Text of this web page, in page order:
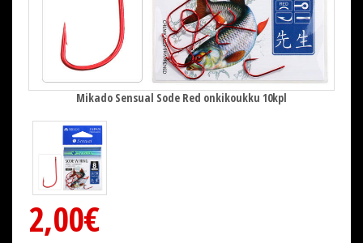
Mikado Sensual Sode Red onkikoukku 10kpl
2,00€